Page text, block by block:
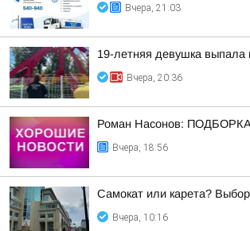
Вчера, 21:03
19-летняя девушка выпала
Вчера, 20:36
Роман Насонов:
Вчера, 18:56
Самокат или карета?
Вчера, 10:16